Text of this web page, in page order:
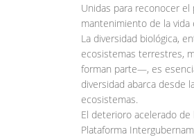
Unidas para reconocer
mantenimiento de la vida
La diversidad biológica,
ecosistemas terrestres,
forman parte—, es
diversidad abarca desde
ecosistemas.
El deterioro acelerado de
Plataforma